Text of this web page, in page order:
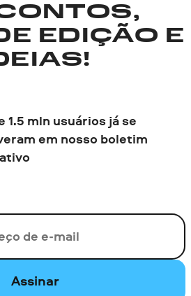
EDIÇÃO E
1.5 mln usuários já se
em nosso boletim
Assinar